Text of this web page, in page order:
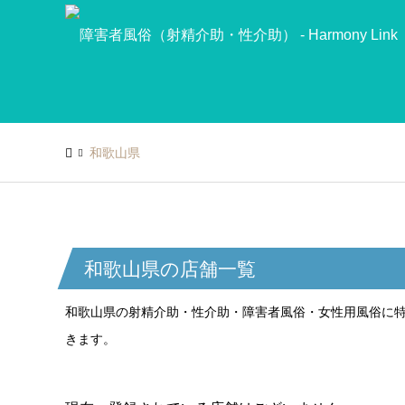
和歌山県
和歌山県の店舗一覧
和歌山県の射精介助・性介助・障害者風俗・女性用風俗
きます。